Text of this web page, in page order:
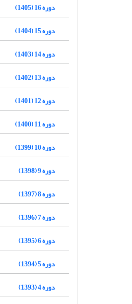
دوره 16 (1405)
دوره 15 (1404)
دوره 14 (1403)
دوره 13 (1402)
دوره 12 (1401)
دوره 11 (1400)
دوره 10 (1399)
دوره 9 (1398)
دوره 8 (1397)
دوره 7 (1396)
دوره 6 (1395)
دوره 5 (1394)
دوره 4 (1393)